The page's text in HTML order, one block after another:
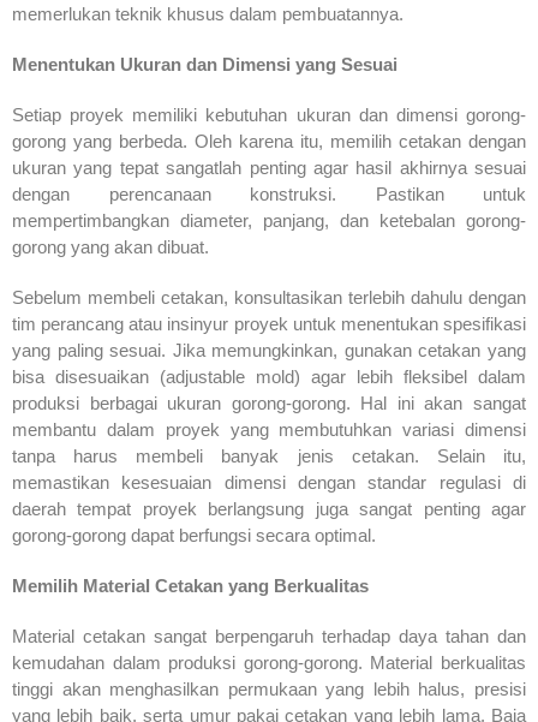
memerlukan teknik khusus dalam pembuatannya.
Menentukan Ukuran dan Dimensi yang Sesuai
Setiap proyek memiliki kebutuhan ukuran dan dimensi gorong-
gorong yang berbeda. Oleh karena itu, memilih cetakan dengan
ukuran yang tepat sangatlah penting agar hasil akhirnya sesuai
dengan perencanaan konstruksi. Pastikan untuk
mempertimbangkan diameter, panjang, dan ketebalan gorong-
gorong yang akan dibuat.
Sebelum membeli cetakan, konsultasikan terlebih dahulu dengan
tim perancang atau insinyur proyek untuk menentukan spesifikasi
yang paling sesuai. Jika memungkinkan, gunakan cetakan yang
bisa disesuaikan (adjustable mold) agar lebih fleksibel dalam
produksi berbagai ukuran gorong-gorong. Hal ini akan sangat
membantu dalam proyek yang membutuhkan variasi dimensi
tanpa harus membeli banyak jenis cetakan. Selain itu,
memastikan kesesuaian dimensi dengan standar regulasi di
daerah tempat proyek berlangsung juga sangat penting agar
gorong-gorong dapat berfungsi secara optimal.
Memilih Material Cetakan yang Berkualitas
Material cetakan sangat berpengaruh terhadap daya tahan dan
kemudahan dalam produksi gorong-gorong. Material berkualitas
tinggi akan menghasilkan permukaan yang lebih halus, presisi
yang lebih baik, serta umur pakai cetakan yang lebih lama. Baja